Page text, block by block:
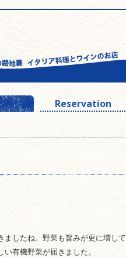
Reservation
ましたね。野菜も旨みが更に増して
有機野菜が届きました。